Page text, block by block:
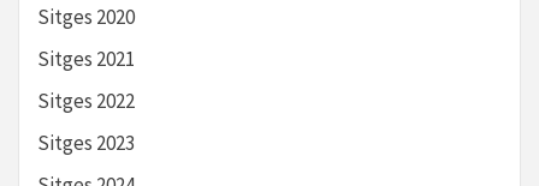
Sitges 2020
Sitges 2021
Sitges 2022
Sitges 2023